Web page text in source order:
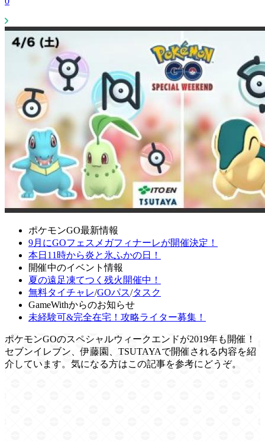
ポケモンGO最新情報
9月にGOフェスメガフィナーレが開催決定！
本日11時から炎と氷ふかの日！
開催中のイベント情報
夏の遠足凍てつく残火開催中！
無料タイチャレ/GOパス/タスク
GameWithからのお知らせ
未経験可&完全在宅！攻略ライター募集！
ポケモンGOのスペシャルウィークエンドが2019年も開催！
セブンイレブン、伊藤園、TSUTAYAで開催される内容を紹
介しています。気になる方はこの記事を参考にどうぞ。